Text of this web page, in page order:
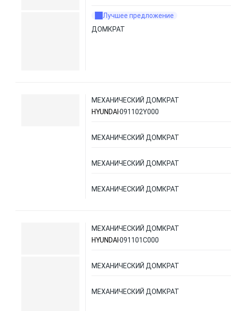
Лучшее предложение
ДОМКРАТ
МЕХАНИЧЕСКИЙ ДОМКРАТ
HYUNDAI 091102Y000
МЕХАНИЧЕСКИЙ ДОМКРАТ
МЕХАНИЧЕСКИЙ ДОМКРАТ
МЕХАНИЧЕСКИЙ ДОМКРАТ
МЕХАНИЧЕСКИЙ ДОМКРАТ
HYUNDAI 091101C000
МЕХАНИЧЕСКИЙ ДОМКРАТ
МЕХАНИЧЕСКИЙ ДОМКРАТ